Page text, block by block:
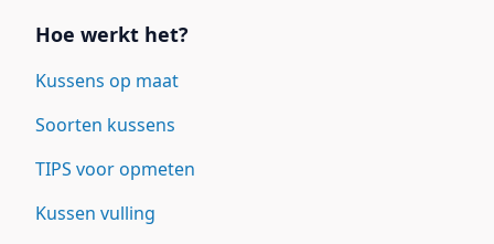
Hoe werkt het?
Kussens op maat
Soorten kussens
TIPS voor opmeten
Kussen vulling